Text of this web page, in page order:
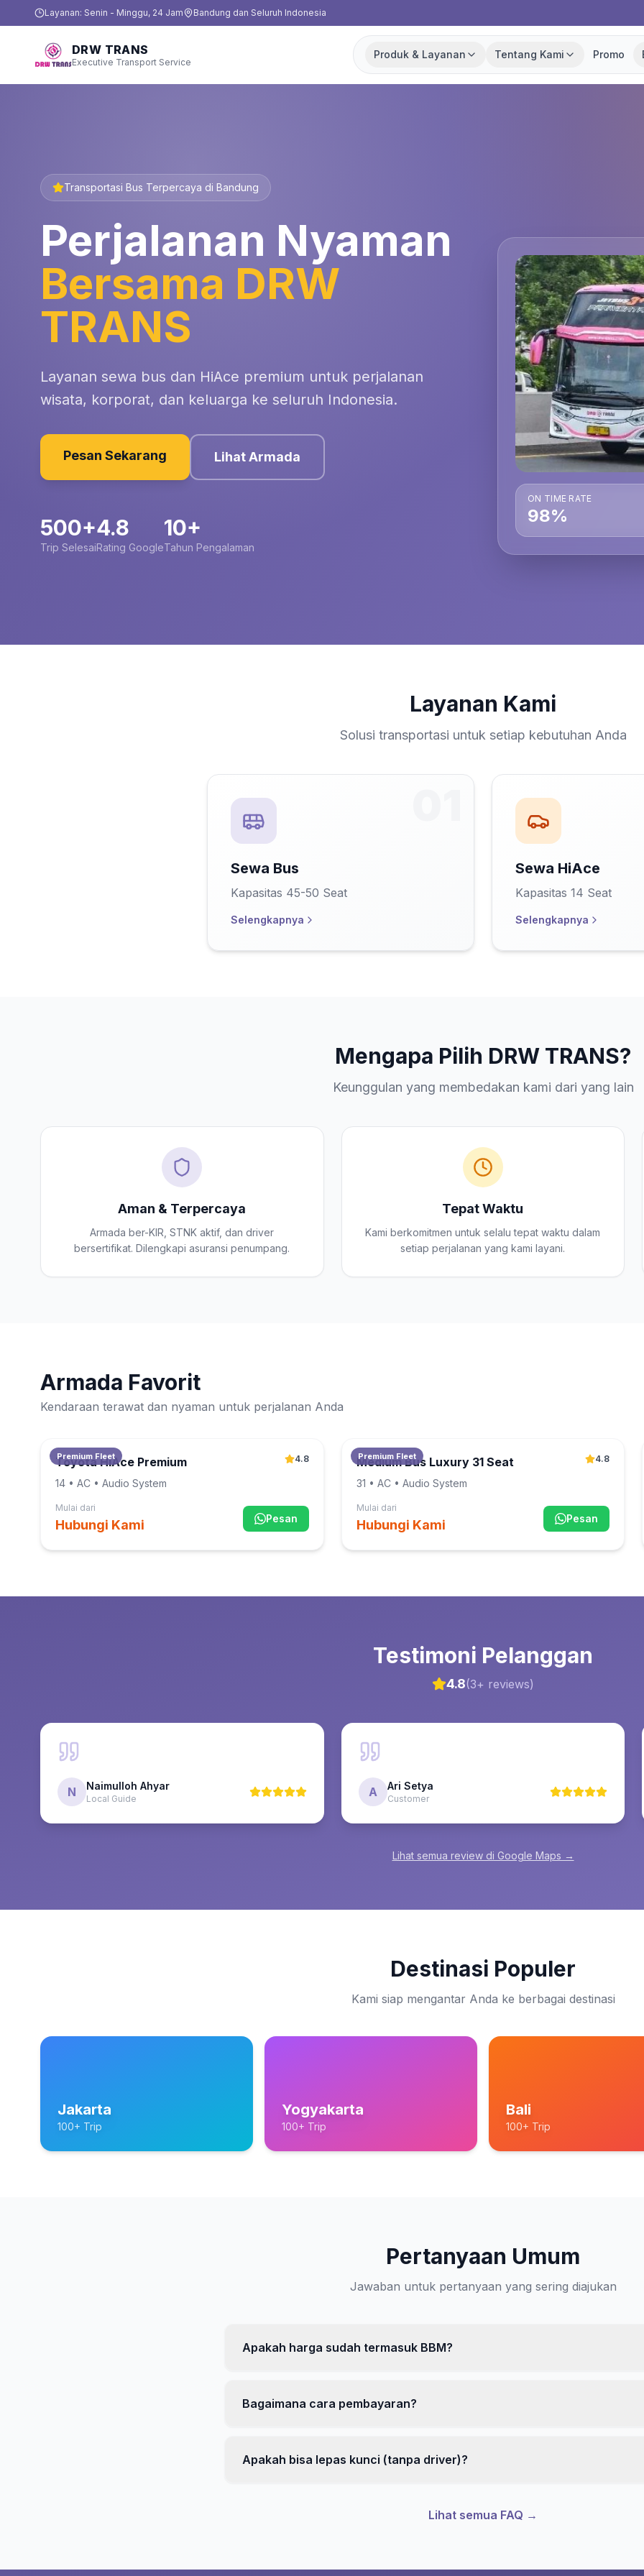
Layanan: Senin - Minggu, 24 Jam Bandung dan Seluruh Indonesia
DRW TRANS
Executive Transport Service
Produk & Layanan Tentang Kami Promo
Transportasi Bus Terpercaya di Bandung
Perjalanan Nyaman
Bersama DRW
TRANS
Layanan sewa bus dan HiAce premium untuk perjalanan
wisata, korporat, dan keluarga ke seluruh Indonesia.
Pesan Sekarang Lihat Armada
500+
Trip Selesai
4.8
Rating Google
10+
Tahun Pengalaman
ON TIME RATE
98%
Layanan Kami
Solusi transportasi untuk setiap kebutuhan Anda
Sewa Bus
Kapasitas 45-50 Seat
Selengkapnya
Sewa HiAce
Kapasitas 14 Seat
Selengkapnya
Mengapa Pilih DRW TRANS?
Keunggulan yang membedakan kami dari yang lain
Aman & Terpercaya
Armada ber-KIR, STNK aktif, dan driver
bersertifikat. Dilengkapi asuransi penumpang.
Tepat Waktu
Kami berkomitmen untuk selalu tepat waktu dalam
setiap perjalanan yang kami layani.
Armada Favorit
Kendaraan terawat dan nyaman untuk perjalanan Anda
Premium Fleet
Toyota HiAce Premium 4.8
14 • AC • Audio System
Mulai dari
Hubungi Kami Pesan
Premium Fleet
Medium Bus Luxury 31 Seat 4.8
31 • AC • Audio System
Mulai dari
Hubungi Kami Pesan
Testimoni Pelanggan
4.8(3+ reviews)
N Naimulloh Ahyar
Local Guide A Ari Setya
Customer
Lihat semua review di Google Maps →
Destinasi Populer
Kami siap mengantar Anda ke berbagai destinasi
Jakarta
100+ Trip
Yogyakarta
100+ Trip
Bali
100+ Trip
Pertanyaan Umum
Jawaban untuk pertanyaan yang sering diajukan
Apakah harga sudah termasuk BBM?
Bagaimana cara pembayaran?
Apakah bisa lepas kunci (tanpa driver)?
Lihat semua FAQ →